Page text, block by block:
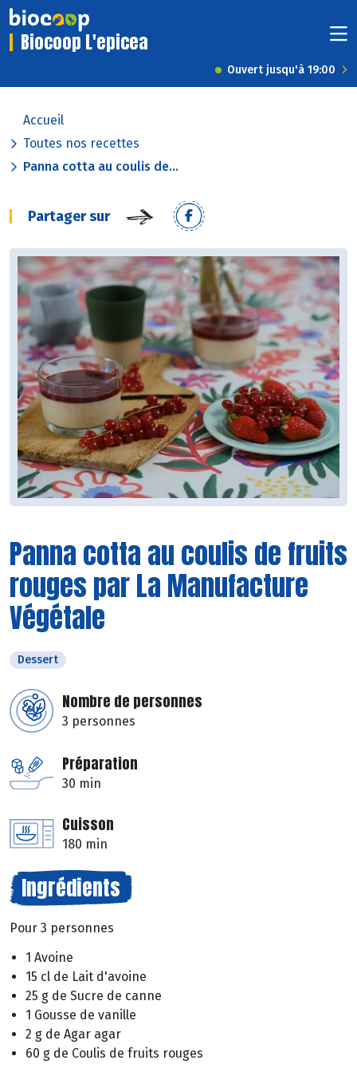
Biocoop L'epicea
Ouvert jusqu'à 19:00
Accueil
Toutes nos recettes
Panna cotta au coulis de...
Partager sur
Panna cotta au coulis de fruits
rouges par La Manufacture
Végétale
Dessert
Nombre de personnes
3 personnes
Préparation
30 min
Cuisson
180 min
Ingrédients
Pour 3 personnes
1 Avoine
15 cl de Lait d'avoine
25 g de Sucre de canne
1 Gousse de vanille
2 g de Agar agar
60 g de Coulis de fruits rouges